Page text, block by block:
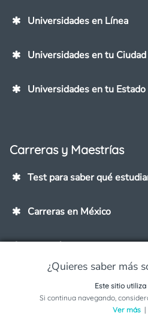
¿Quieres saber más
Solicita información
Universidades en Línea
Universidades en tu Ciudad
Universidades en tu Estado
Carreras y Maestrías
Test para saber qué
Carreras en México
Maestrías
Carreras mejor pagadas
Este sitio utiliza
Si continua navegando,
Ver más|